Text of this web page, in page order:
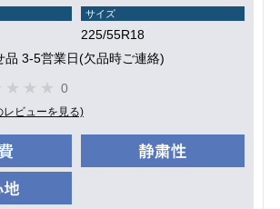
サイズ
225/55R18
品 3-5営業日(欠品時ご連絡)
0
レビューを見る)